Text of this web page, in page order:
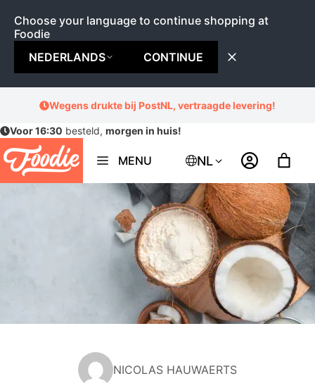
Choose your language to continue shopping at
Foodie
NEDERLANDS
CONTINUE
de
inhoud
Wegens drukte bij PostNL, vertraagde levering!
Voor 16:30 besteld, morgen in huis!
MENU NL
NICOLAS HAUWAERTS